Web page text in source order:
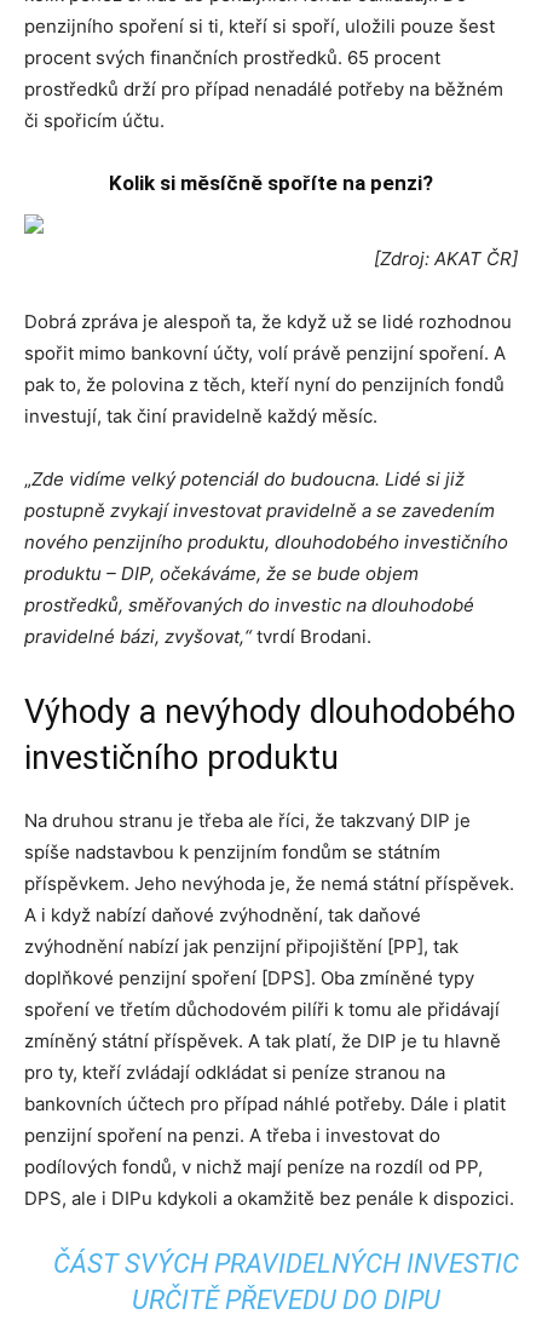
penzijního spoření si ti, kteří si spoří, uložili pouze šest
procent svých finančních prostředků. 65 procent
prostředků drží pro případ nenadálé potřeby na běžném
či spořicím účtu.
Kolik si měsíčně spoříte na penzi?
[Zdroj: AKAT ČR]
Dobrá zpráva je alespoň ta, že když už se lidé rozhodnou
spořit mimo bankovní účty, volí právě penzijní spoření. A
pak to, že polovina z těch, kteří nyní do penzijních fondů
investují, tak činí pravidelně každý měsíc.
„Zde vidíme velký potenciál do budoucna. Lidé si již
postupně zvykají investovat pravidelně a se zavedením
nového penzijního produktu, dlouhodobého investičního
produktu – DIP, očekáváme, že se bude objem
prostředků, směřovaných do investic na dlouhodobé
pravidelné bázi, zvyšovat,“tvrdí Brodani.
Výhody a nevýhody dlouhodobého
investičního produktu
Na druhou stranu je třeba ale říci, že takzvaný DIP je
spíše nadstavbou k penzijním fondům se státním
příspěvkem. Jeho nevýhoda je, že nemá státní příspěvek.
A i když nabízí daňové zvýhodnění, tak daňové
zvýhodnění nabízí jak penzijní připojištění [PP], tak
doplňkové penzijní spoření [DPS]. Oba zmíněné typy
spoření ve třetím důchodovém pilíři k tomu ale přidávají
zmíněný státní příspěvek. A tak platí, že DIP je tu hlavně
pro ty, kteří zvládají odkládat si peníze stranou na
bankovních účtech pro případ náhlé potřeby. Dále i platit
penzijní spoření na penzi. A třeba i investovat do
podílových fondů, v nichž mají peníze na rozdíl od PP,
DPS, ale i DIPu kdykoli a okamžitě bez penále k dispozici.
ČÁST SVÝCH PRAVIDELNÝCH INVESTIC
URČITĚ PŘEVEDU DO DIPU